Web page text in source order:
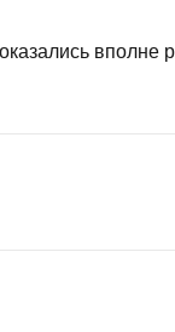
вполне